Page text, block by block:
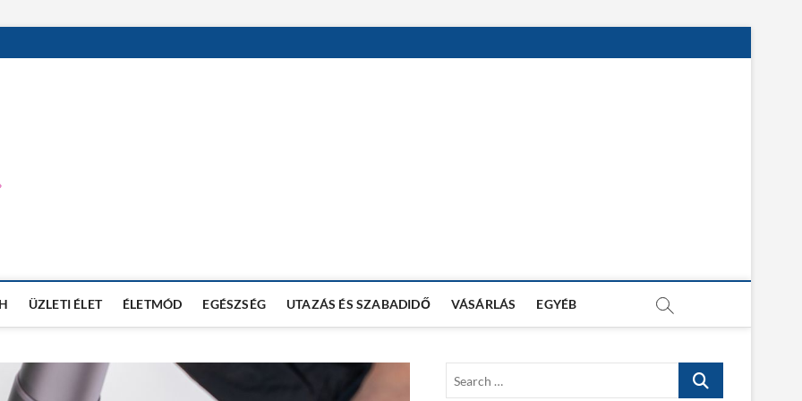
ÜZLETI ÉLET ÉLETMÓD EGÉSZSÉG UTAZÁS ÉS SZABADIDŐ VÁSÁRLÁS EGYÉB